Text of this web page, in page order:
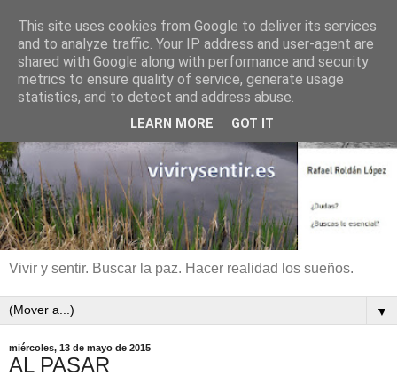
Vivir y sentir. Buscar la paz. Hacer realidad los sueños.
▼
miércoles, 13 de mayo de 2015
AL PASAR
This site uses cookies from Google to deliver its services
and to analyze traffic. Your IP address and user-agent are
shared with Google along with performance and security
metrics to ensure quality of service, generate usage
statistics, and to detect and address abuse.
LEARN MORE GOT IT